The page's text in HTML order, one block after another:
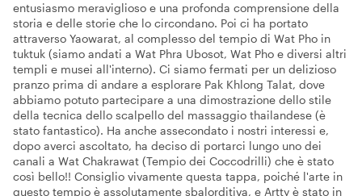
entusiasmo meraviglioso e una profonda comprensione della
storia e delle storie che lo circondano. Poi ci ha portato
attraverso Yaowarat, al complesso del tempio di Wat Pho in
tuktuk (siamo andati a Wat Phra Ubosot, Wat Pho e diversi altri
templi e musei all'interno). Ci siamo fermati per un delizioso
pranzo prima di andare a esplorare Pak Khlong Talat, dove
abbiamo potuto partecipare a una dimostrazione dello stile
della tecnica dello scalpello del massaggio thailandese (è
stato fantastico). Ha anche assecondato i nostri interessi e,
dopo averci ascoltato, ha deciso di portarci lungo uno dei
canali a Wat Chakrawat (Tempio dei Coccodrilli) che è stato
così bello!! Consiglio vivamente questa tappa, poiché l'arte in
questo tempio è assolutamente sbalorditiva, e Artty è stato in